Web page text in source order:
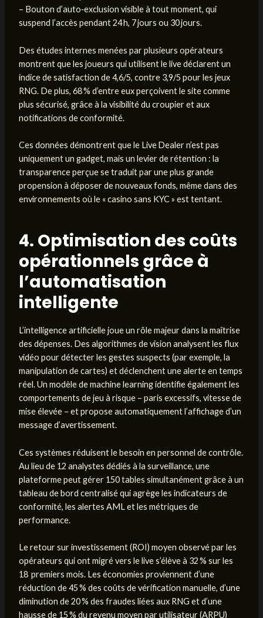
– Bouton d’auto‑exclusion visible à tout moment, qui
suspend l’accès pendant 24 h, 7 jours ou 30 jours.
Des études internes menées par plusieurs opérateurs
montrent que les joueurs qui utilisent le live déclarent un
indice de satisfaction de 4,6/5, contre 3,9/5 pour les jeux
RNG. De plus, 68 % d’entre eux perçoivent le site comme
plus sécurisé, grâce à la visibilité du croupier et aux
notifications de conformité.
Ces données démontrent que le Live Dealer n’est pas
uniquement un gadget, mais un levier de rétention : la
transparence perçue se traduit par une plus grande
propension à déposer de nouveaux fonds, même dans des
environnements où le « casino sans KYC » est tentant.
4. Optimisation des coûts
opérationnels grâce à
l’automatisation
intelligente
L’intelligence artificielle joue un rôle majeur dans la maîtrise
des dépenses. Des algorithmes de vision analysent les flux
vidéo pour détecter les gestes suspects (par exemple, la
manipulation de cartes) et déclenchent une alerte en temps
réel. Un modèle de machine learning identifie également les
comportements de jeu à risque – paris excessifs, vitesse de
mise élevée – et propose automatiquement l’affichage d’un
message d’avertissement.
Ces systèmes réduisent le besoin en personnel de contrôle.
Au lieu de 12 analystes dédiés à la surveillance, une
plateforme peut gérer 150 tables simultanément grâce à un
tableau de bord centralisé qui agrège les indicateurs de
conformité, les alertes AML et les métriques de
performance.
Le retour sur investissement (ROI) moyen observé par les
opérateurs qui ont migré vers le live s’élève à 32 % sur les
18 premiers mois. Les économies proviennent d’une
réduction de 45 % des coûts de vérification manuelle, d’une
diminution de 20 % des fraudes liées aux RNG et d’une
hausse de 15 % du revenu moyen par utilisateur (ARPU)